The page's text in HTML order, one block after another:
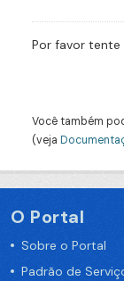
Por favor tente
Você também
(veja
O Portal
Sobre o Portal
Padrão de